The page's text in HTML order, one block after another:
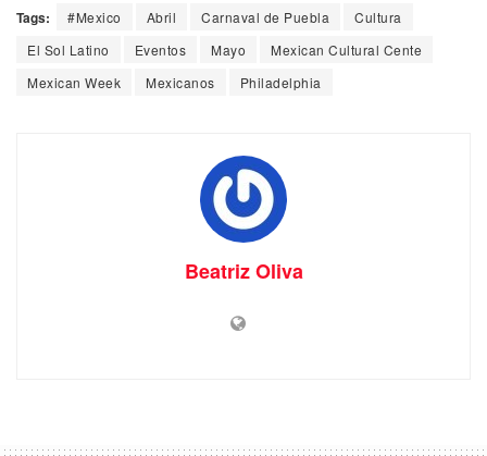
Tags: #Mexico Abril Carnaval de Puebla
Cultura
El Sol Latino
Eventos Mayo
Mexican Cultural Cente
Mexican Week
Mexicanos Philadelphia
Beatriz Oliva